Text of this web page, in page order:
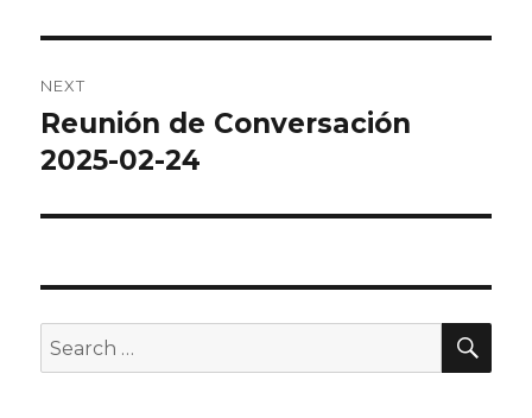
NEXT
Next
post:
Reunión de Conversación
2025-02-24
Search
for: